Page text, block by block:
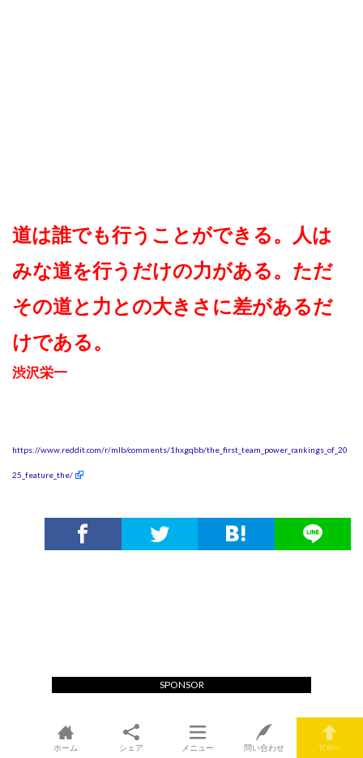
道は誰でも行うことができる。人は
みな道を行うだけの力がある。ただ
その道と力との大きさに差があるだ
けである。
渋沢栄一
https://www.reddit.com/r/mlb/comments/1hxgqbb/the_first_team_power_rankings_of_20
25_feature_the/
SPONSOR
ホーム シェア メニュー 問い合わせ TOPへ